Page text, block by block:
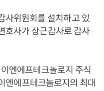
사위원회를 설치하고 있
호사가 상근감사로 감사
엔에프테크놀로지 주식
엔에프테크놀로지의 최대